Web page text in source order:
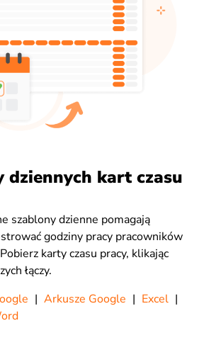
dziennych kart czasu
szablony dzienne pomagają
godziny pracy pracowników
karty czasu pracy, klikając
łączy.
| Arkusze Google | Excel |